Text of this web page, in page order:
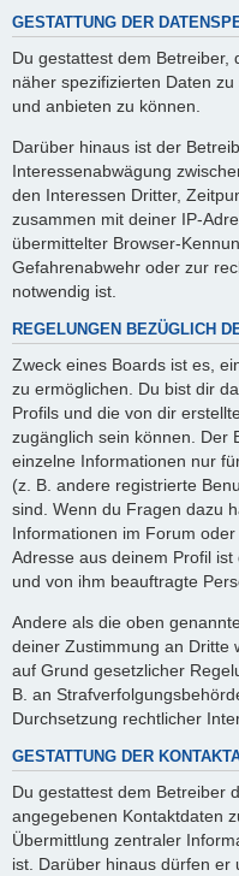
GESTATTUNG DER
Du gestattest dem Betreiber,
näher spezifizierten Daten
und anbieten zu können.
Darüber hinaus ist der
Interessenabwägung
den Interessen Dritter,
zusammen mit deiner IP-
übermittelter Browser-
Gefahrenabwehr oder zur
notwendig ist.
REGELUNGEN BEZÜGLICH
Zweck eines Boards ist es,
zu ermöglichen. Du bist dir
Profils und die von dir
zugänglich sein können. Der
einzelne Informationen nur
(z. B. andere registrierte
sind. Wenn du Fragen dazu
Informationen im Forum
Adresse aus deinem Profil
und von ihm beauftragte
Andere als die oben
deiner Zustimmung an Dritte
auf Grund gesetzlicher
B. an
Durchsetzung rechtlicher
GESTATTUNG DER
Du gestattest dem Betreiber
angegebenen Kontaktdaten
Übermittlung zentraler
ist. Darüber hinaus dürfen er